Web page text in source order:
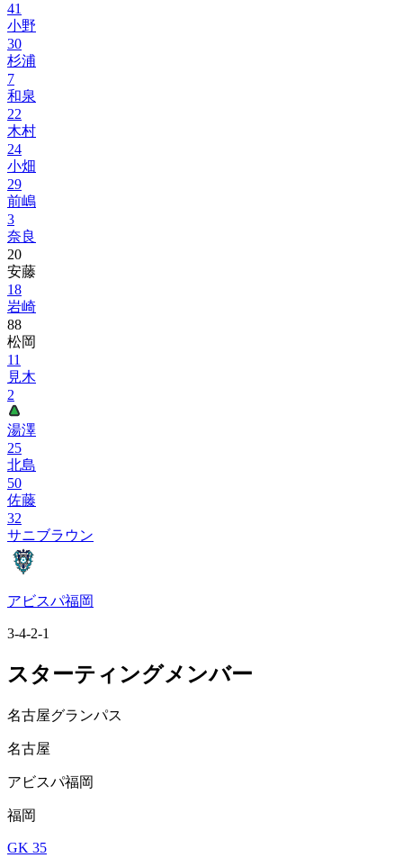
41
小野
30
杉浦
7
和泉
22
木村
24
小畑
29
前嶋
3
奈良
20
安藤
18
岩崎
88
松岡
11
見木
2
湯澤
25
北島
50
佐藤
32
サニブラウン
アビスパ福岡
3-4-2-1
スターティングメンバー
名古屋グランパス
名古屋
アビスパ福岡
福岡
GK 35